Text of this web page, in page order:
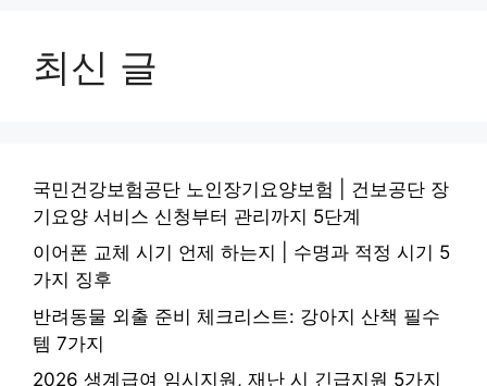
최신 글
국민건강보험공단 노인장기요양보험 | 건보공단 장
기요양 서비스 신청부터 관리까지 5단계
이어폰 교체 시기 언제 하는지 | 수명과 적정 시기 5
가지 징후
반려동물 외출 준비 체크리스트: 강아지 산책 필수
템 7가지
2026 생계급여 임시지원, 재난 시 긴급지원 5가지